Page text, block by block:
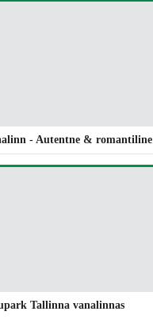
- Autentne & romantiline
Tallinna vanalinnas